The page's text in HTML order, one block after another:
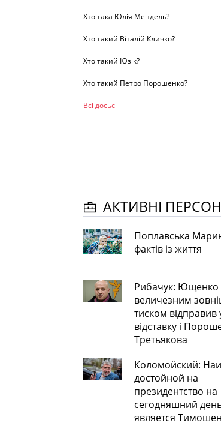
Хто така Юлія Мендель?
Хто такий Віталій Кличко?
Хто такий Юзік?
Хто такий Петро Порошенко?
Всі досьє
АКТИВНІ
Поплавська
фактів із життя
Рибачук: Ющенко
величезним
тиском відправив
відставку і
Третьякова
Коломойский:
достойной на
президентство на
сегодняшний
является